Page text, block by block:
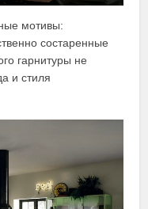
мотивы:
состаренные
гарнитуры не
и стиля